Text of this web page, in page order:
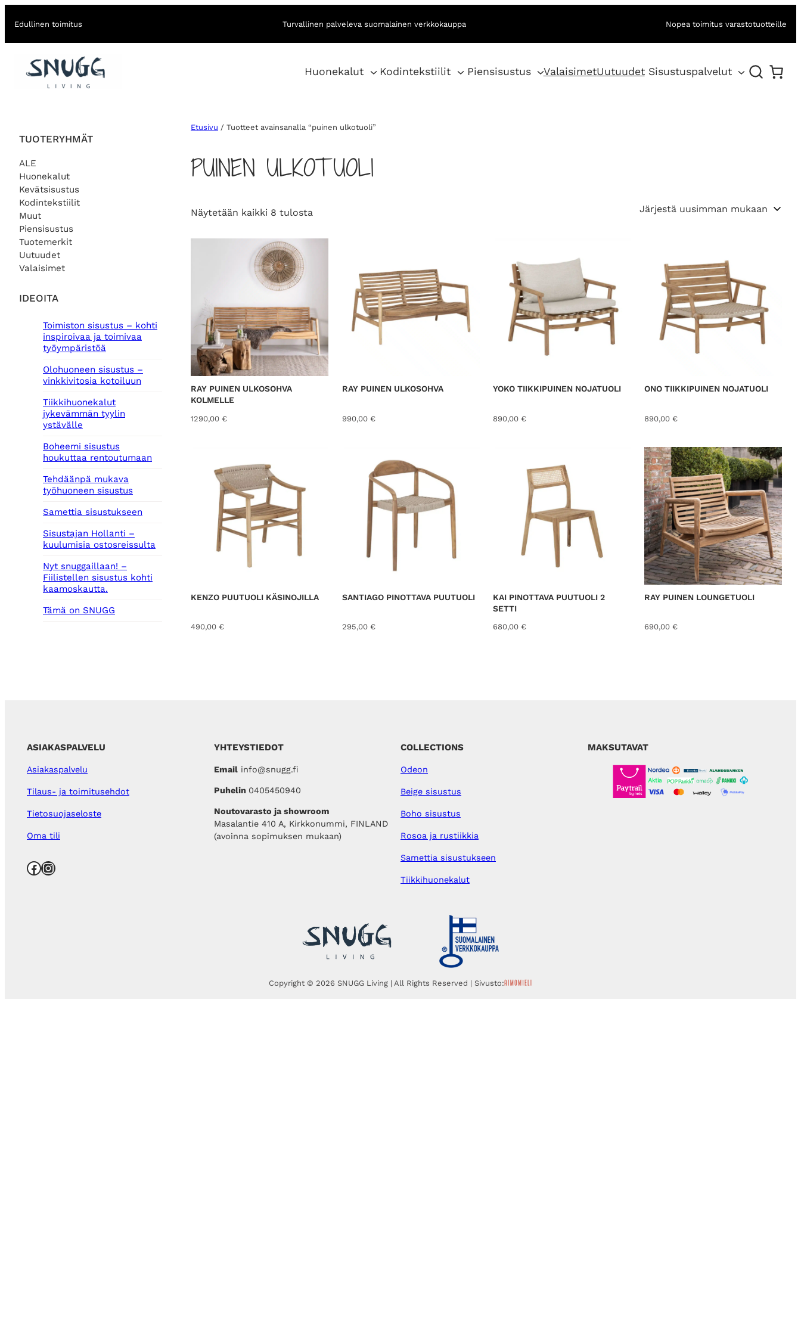
Edullinen toimitus Turvallinen palveleva suomalainen verkkokauppa Nopea toimitus varastotuotteille
Huonekalut Kodintekstiilit Piensisustus ValaisimetUutuudet Sisustuspalvelut
TUOTERYHMÄT
ALE
Huonekalut
Kevätsisustus
Kodintekstiilit
Muut
Piensisustus
Tuotemerkit
Uutuudet
Valaisimet
IDEOITA
Toimiston sisustus – kohti
inspiroivaa ja toimivaa
työympäristöä
Olohuoneen sisustus –
vinkkivitosia kotoiluun
Tiikkihuonekalut
jykevämmän tyylin
ystävälle
Boheemi sisustus
houkuttaa rentoutumaan
Tehdäänpä mukava
työhuoneen sisustus
Samettia sisustukseen
Sisustajan Hollanti –
kuulumisia ostosreissulta
Nyt snuggaillaan! –
Fiilistellen sisustus kohti
kaamoskautta.
Tämä on SNUGG
Etusivu / Tuotteet avainsanalla “puinen ulkotuoli”
PUINEN ULKOTUOLI
Näytetään kaikki 8 tulosta
r
a
t
e
RAY PUINEN ULKOSOHVA
KOLMELLE
1290,00 €
RAY PUINEN ULKOSOHVA
990,00 €
YOKO TIIKKIPUINEN NOJATUOLI
890,00 €
ONO TIIKKIPUINEN NOJATUOLI
890,00 €
KENZO PUUTUOLI KÄSINOJILLA
490,00 €
SANTIAGO PINOTTAVA PUUTUOLI
295,00 €
KAI PINOTTAVA PUUTUOLI 2
SETTI
680,00 €
RAY PUINEN LOUNGETUOLI
690,00 €
ASIAKASPALVELU
Asiakaspalvelu
Tilaus- ja toimitusehdot
Tietosuojaseloste
Oma tili
Facebook Instagram
YHTEYSTIEDOT
Emailinfo@snugg.fi
Puhelin 0405450940
Noutovarasto ja showroom
Masalantie 410 A, Kirkkonummi, FINLAND
(avoinna sopimuksen mukaan)
COLLECTIONS
Odeon
Beige sisustus
Boho sisustus
Rosoa ja rustiikkia
Samettia sisustukseen
Tiikkihuonekalut
MAKSUTAVAT
Copyright © 2026 SNUGG Living | All Rights Reserved | Sivusto: